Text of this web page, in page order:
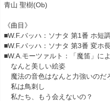
青山 聖樹(Ob)
《曲目》
■W.F.バッハ：ソナタ 第1番 ホ短
■W.F.バッハ：ソナタ 第3番 変ホ
■W.A.モーツァルト：「魔笛」に
なんと美しい絵姿
魔法の音色はなんと力強いのだ
私は鳥刺し
私たち、もう会えないの？